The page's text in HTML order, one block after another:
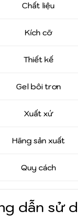
Chất liệu
Kích cỡ
Thiết kế
Gel bôi trơn
Xuất xứ
Hãng sản xuất
Quy cách
dẫn sử